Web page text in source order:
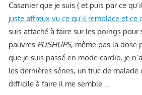
Casanier que je suis ( et puis par ce
juste affreux vu ce qu’il remplace et ce
suis attaché à faire sur les poings
pauvres PUSHUPS, même pas la dose
que je suis passé en mode cardio, je
les dernières séries, un truc de malade
difficile à faire il me semble …